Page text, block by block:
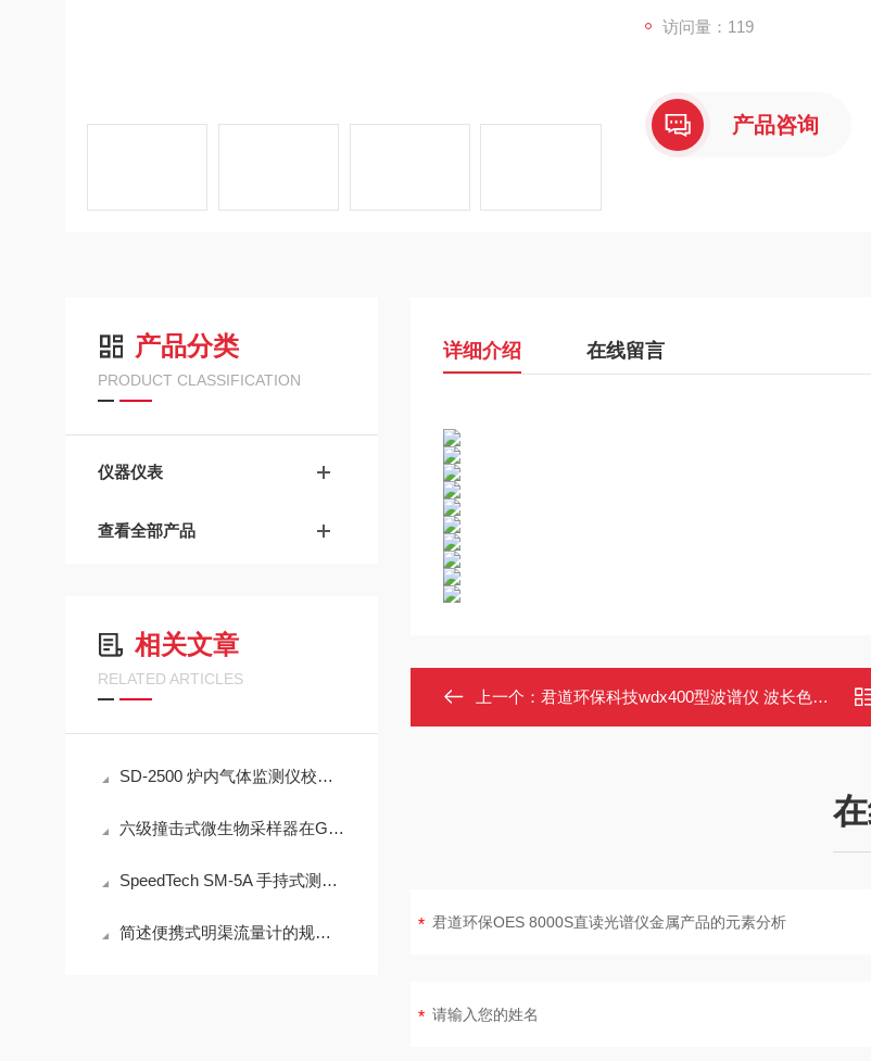
访问量：119
产品咨询
产品分类
PRODUCT CLASSIFICATION
仪器仪表
查看全部产品
相关文章
RELATED ARTICLES
SD-2500 炉内气体监测仪校准方法详解
六级撞击式微生物采样器在GB/T 18204.3中的技术适配性分析
SpeedTech SM-5A 手持式测深仪操作误差来源与现场应用技术规范
简述便携式明渠流量计的规范操作流程
详细介绍 在线留言
上一个： 君道环保科技wdx400型波谱仪 波长色散型光谱仪